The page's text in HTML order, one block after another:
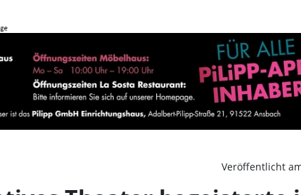
Theater
Veröffentlicht